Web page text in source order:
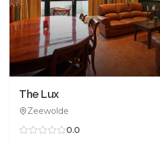
The Lux
Zeewolde
0.0